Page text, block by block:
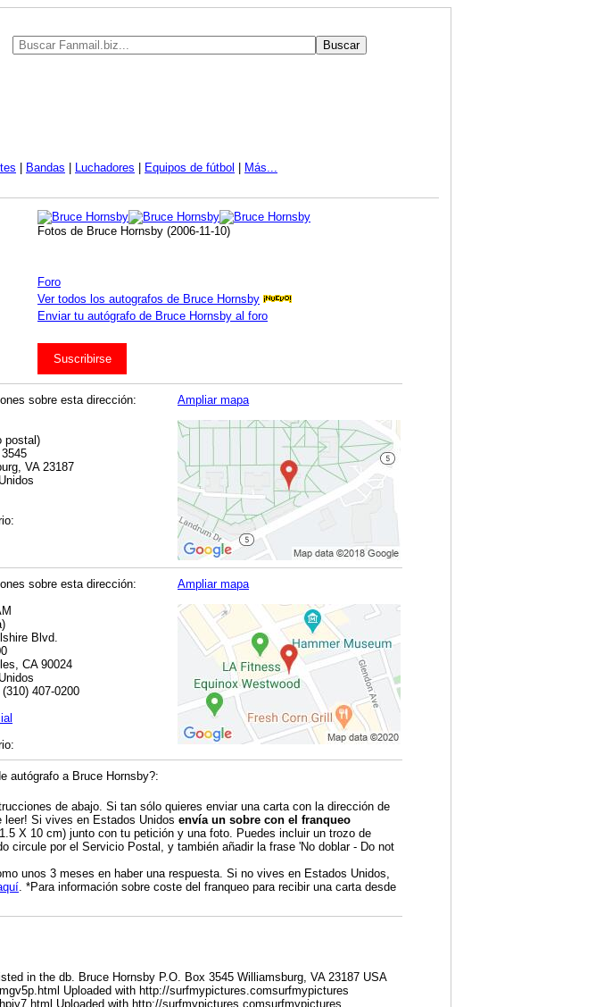
Bandas Luchadores Equipos de fútbol Más...
Fotos de Bruce Hornsby (2006-11-10)
Foro
Ver todos los autografos de Bruce Hornsby
Enviar tu autógrafo de Bruce Hornsby al foro
Suscribirse
sobre esta dirección:
postal)
VA 23187
Ampliar mapa
sobre esta dirección:
Blvd.
CA 90024
407-0200
Ampliar mapa
autógrafo a Bruce Hornsby?:
de abajo. Si tan sólo quieres enviar una carta con la dirección de
leer! Si vives en Estados Unidos envía un sobre con el franqueo
X 10 cm) junto con tu petición y una foto. Puedes incluir un trozo de
circule por el Servicio Postal, y también añadir la frase 'No doblar - Do not
unos 3 meses en haber una respuesta. Si no vives en Estados Unidos,
. *Para información sobre coste del franqueo para recibir una carta desde
in the db. Bruce Hornsby P.O. Box 3545 Williamsburg, VA 23187 USA
Uploaded with http://surfmypictures.comsurfmypictures
Uploaded with http://surfmypictures.comsurfmypictures